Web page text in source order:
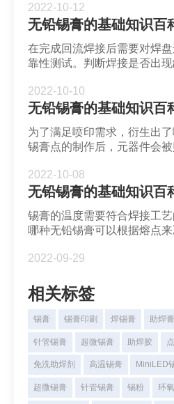
得机械强度大大削弱并增加断
2022-10-12
在完成回流焊接后需要对焊
靠性测试。判断焊接是否出
2022-10-10
为了满足喷印需求，衍生出
锡膏点的制作后，元器件会
接或通过热压方式完成焊接。
2022-10-08
锡膏的温度需要符合焊接工
哪种无铅锡膏可以根据熔点
艺，喷印工艺等将锡膏涂覆在
2022-09-29
相关标签
锡膏 锡膏印刷 焊锡膏 助焊膏
针管锡膏 超微锡膏 助焊胶
免洗助焊剂 高温锡膏 MiniLED
超微锡膏 针管锡膏 锡粉 环